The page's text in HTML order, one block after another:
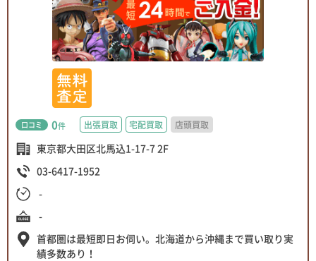
口コミ 0件 出張買取 宅配買取 店頭買取
東京都大田区北馬込1-17-7 2F
03-6417-1952
-
-
首都圏は最短即日お伺い。北海道から沖縄まで買い取り実
績多数あり！